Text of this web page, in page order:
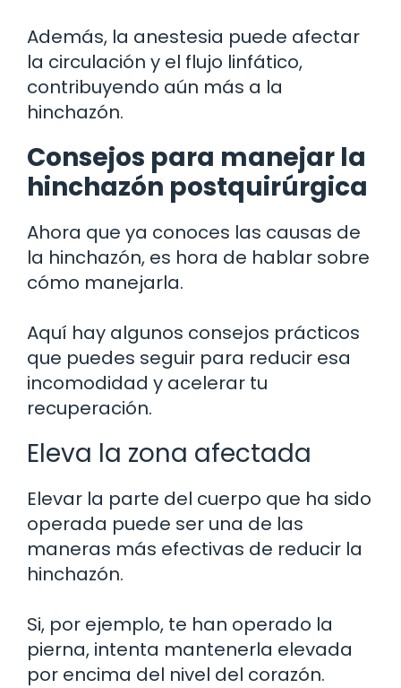
Además, la anestesia puede afectar
la circulación y el flujo linfático,
contribuyendo aún más a la
hinchazón.
Consejos para manejar la
hinchazón postquirúrgica
Ahora que ya conoces las causas de
la hinchazón, es hora de hablar sobre
cómo manejarla.
Aquí hay algunos consejos prácticos
que puedes seguir para reducir esa
incomodidad y acelerar tu
recuperación.
Eleva la zona afectada
Elevar la parte del cuerpo que ha sido
operada puede ser una de las
maneras más efectivas de reducir la
hinchazón.
Si, por ejemplo, te han operado la
pierna, intenta mantenerla elevada
por encima del nivel del corazón.